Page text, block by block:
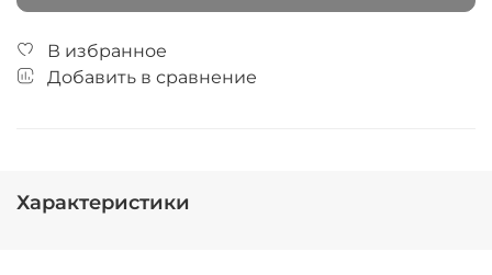
В избранное
Добавить в сравнение
Характеристики